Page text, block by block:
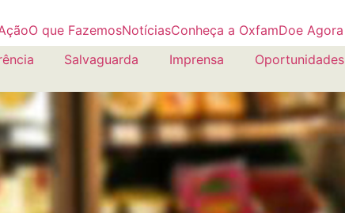
O que FazemosNotíciasConheça a OxfamDoe Agora
Salvaguarda Imprensa Oportunidades